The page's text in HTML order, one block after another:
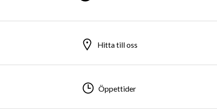
Hitta till oss
Öppettider